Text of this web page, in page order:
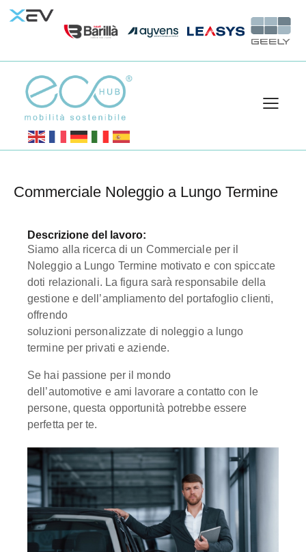
Commerciale Noleggio a Lungo Termine
Descrizione del lavoro:
Siamo alla ricerca di un Commerciale per il
Noleggio a Lungo Termine motivato e con spiccate
doti relazionali. La figura sarà responsabile della
gestione e dell’ampliamento del portafoglio clienti,
offrendo
soluzioni personalizzate di noleggio a lungo
termine per privati e aziende.
Se hai passione per il mondo
dell’automotive e ami lavorare a contatto con le
persone, questa opportunità potrebbe essere
perfetta per te.